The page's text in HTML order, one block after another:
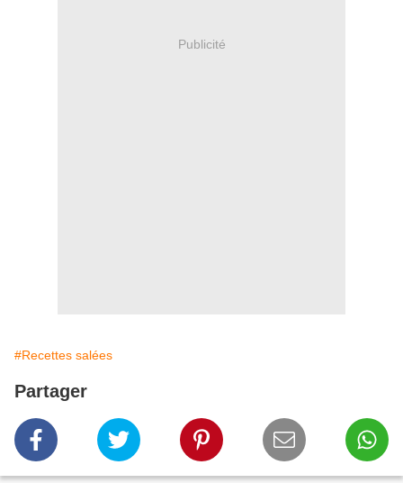
Publicité
#Recettes salées
Partager